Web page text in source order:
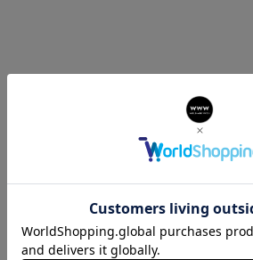
FURLA(フルラ)
ーニャをルーツ
ランドです。
広い層のお客様